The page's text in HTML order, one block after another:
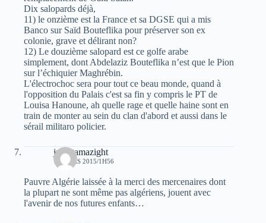
Dix salopards déjà,
11) le onzième est la France et sa DGSE qui a mis
Banco sur Saïd Bouteflika pour préserver son ex
colonie, grave et délirant non?
12) Le douzième salopard est ce golfe arabe
simplement, dont Abdelaziz Bouteflika n’est que le Pion
sur l’échiquier Maghrébin.
L'électrochoc sera pour tout ce beau monde, quand à
l'opposition du Palais c'est sa fin y compris le PT de
Louisa Hanoune, ah quelle rage et quelle haine sont en
train de monter au sein du clan d'abord et aussi dans le
sérail militaro policier.
juba tamazight
13 MARS 2015/1H56
Pauvre Algérie laissée à la merci des mercenaires dont
la plupart ne sont même pas algériens, jouent avec
l'avenir de nos futures enfants…